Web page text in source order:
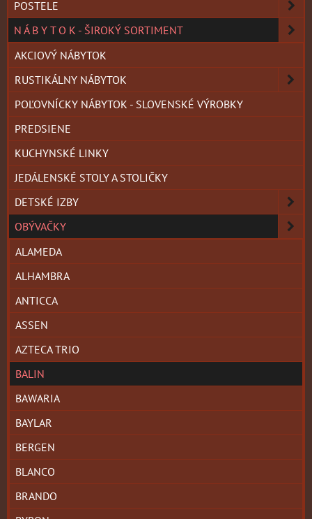
POSTELE
N Á B Y T O K - ŠIROKÝ SORTIMENT
AKCIOVÝ NÁBYTOK
RUSTIKÁLNY NÁBYTOK
POĽOVNÍCKY NÁBYTOK - SLOVENSKÉ VÝROBKY
PREDSIENE
KUCHYNSKÉ LINKY
JEDÁLENSKÉ STOLY A STOLIČKY
DETSKÉ IZBY
OBÝVAČKY
ALAMEDA
ALHAMBRA
ANTICCA
ASSEN
AZTECA TRIO
BALIN
BAWARIA
BAYLAR
BERGEN
BLANCO
BRANDO